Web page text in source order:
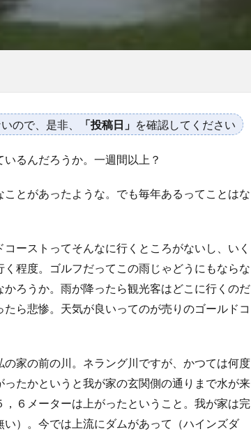
ので、是非、 「投稿日」 を確認してください
るんだろうか。一週間以上？
とがあったような。でも毎年あるってことはな
ーストってそんなに行くところがないし、いく
程度。ゴルフだってこの雨じゃどうにもならな
ろうか。雨が降ったら観光客はどこに行くのだ
ら悲惨。天気が良いってのが売りのゴールドコ
家の前の川。ネラング川ですが、かつては何度
たかというと我が家の玄関側の通りまで水が来
６メーターは上がったということ。我が家は完
）。今では上流にダムがあって（ハインズダ